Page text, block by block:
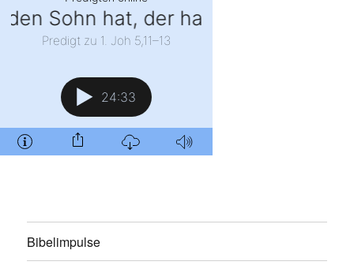
Bibelimpulse